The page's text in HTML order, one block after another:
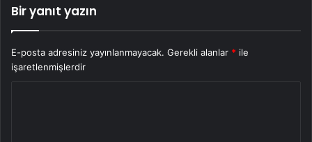
Bir yanıt yazın
E-posta adresiniz yayınlanmayacak. Gerekli alanlar * ile
işaretlenmişlerdir